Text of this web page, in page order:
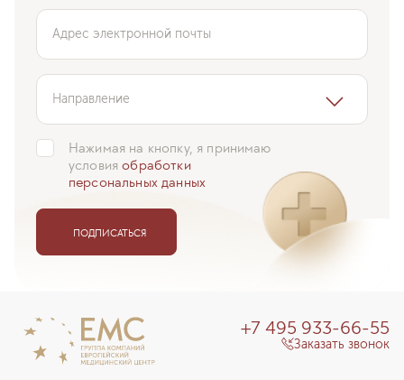
Адрес электронной почты
Направление
Нажимая на кнопку, я принимаю
условияобработки
персональных данных
ПОДПИСАТЬСЯ
+7 495 933-66-55
Заказать звонок